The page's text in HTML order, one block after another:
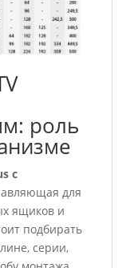
роль
с
для
ящиков и
подбирать
серии,